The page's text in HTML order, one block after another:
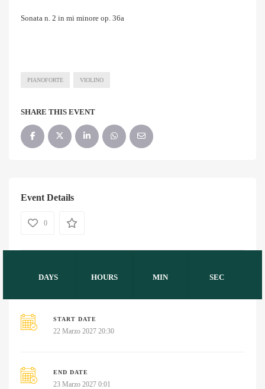
Sonata n. 2 in mi minore op. 36a
PIANOFORTE VIOLINO
SHARE THIS EVENT
Event Details
0
DAYS HOURS MIN SEC
START DATE
22 Marzo 2027 20:30
END DATE
23 Marzo 2027 0:01